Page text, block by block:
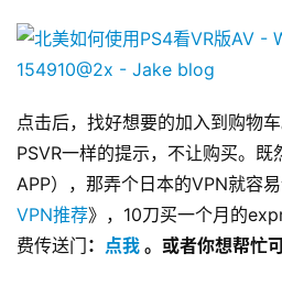
点击后，找好想要的加入到购物
PSVR一样的提示，不让购买。
APP），那弄个日本的VPN就容
VPN推荐》，10刀买一个月的
费传送门 ： 点我 。或者你想帮忙